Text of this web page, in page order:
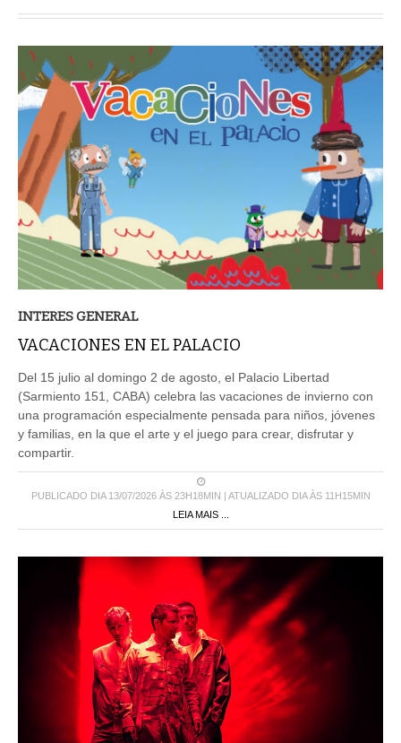
INTERES GENERAL
VACACIONES EN EL PALACIO
Del 15 julio al domingo 2 de agosto, el Palacio Libertad
(Sarmiento 151, CABA) celebra las vacaciones de invierno con
una programación especialmente pensada para niños, jóvenes
y familias, en la que el arte y el juego para crear, disfrutar y
compartir.
PUBLICADO DIA 13/07/2026 ÀS 23H18MIN | ATUALIZADO DIA ÀS 11H15MIN
LEIA MAIS ...